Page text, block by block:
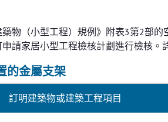
物（小型工程）規例》附表3第2部
請家居小型工程檢核計劃進行檢核。
的金屬支架
訂明建築物或建築工程項目